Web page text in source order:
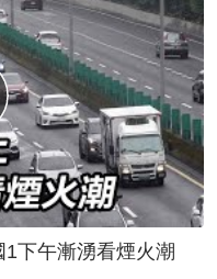
下午漸湧看煙火潮